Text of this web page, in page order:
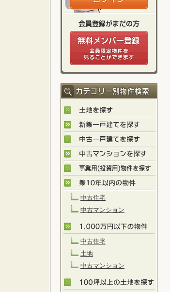
中古住宅
中古マンション
中古住宅
土地
中古マンション